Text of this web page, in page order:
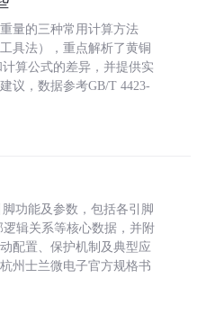
量的三种常用计算方法
具法），重点解析了黄铜
计算公式的差异，并提供实
议，数据参考GB/T 4423-
功能及参数，包括各引脚
辑关系等核心数据，并附
配置、保护机制及典型应
州士兰微电子官方规格书